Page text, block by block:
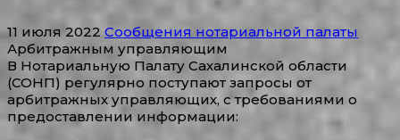
11 июля 2022 Сообщения нотариальной палаты
Арбитражным управляющим
В Нотариальную Палату Сахалинской области
(СОНП) регулярно поступают запросы от
арбитражных управляющих, с требованиями о
предоставлении информации: